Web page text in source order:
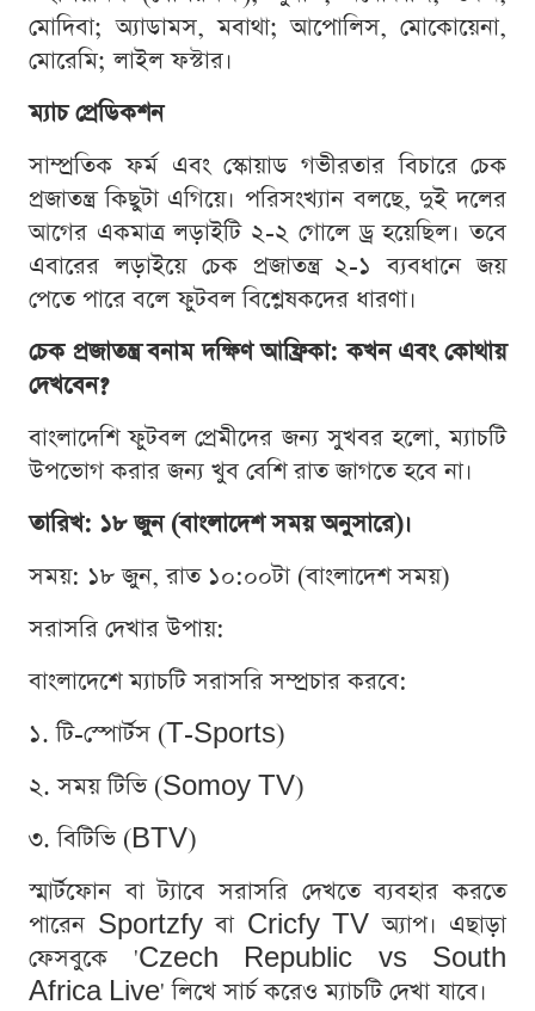
মোদিবা; অ্যাডামস, মবাথা; আপোলিস, মোকোয়েনা,
মোরেমি; লাইল ফস্টার।
ম্যাচ প্রেডিকশন
সাম্প্রতিক ফর্ম এবং স্কোয়াড গভীরতার বিচারে চেক
প্রজাতন্ত্র কিছুটা এগিয়ে। পরিসংখ্যান বলছে, দুই দলের
আগের একমাত্র লড়াইটি ২-২ গোলে ড্র হয়েছিল। তবে
এবারের লড়াইয়ে চেক প্রজাতন্ত্র ২-১ ব্যবধানে জয়
পেতে পারে বলে ফুটবল বিশ্লেষকদের ধারণা।
চেক প্রজাতন্ত্র বনাম দক্ষিণ আফ্রিকা: কখন এবং কোথায়
দেখবেন?
বাংলাদেশি ফুটবল প্রেমীদের জন্য সুখবর হলো, ম্যাচটি
উপভোগ করার জন্য খুব বেশি রাত জাগতে হবে না।
তারিখ: ১৮ জুন (বাংলাদেশ সময় অনুসারে)।
সময়: ১৮ জুন, রাত ১০:০০টা (বাংলাদেশ সময়)
সরাসরি দেখার উপায়:
বাংলাদেশে ম্যাচটি সরাসরি সম্প্রচার করবে:
১. টি-স্পোর্টস (T-Sports)
২. সময় টিভি (Somoy TV)
৩. বিটিভি (BTV)
স্মার্টফোন বা ট্যাবে সরাসরি দেখতে ব্যবহার করতে
পারেন Sportzfy বা Cricfy TV অ্যাপ। এছাড়া
ফেসবুকে 'Czech Republic vs South
Africa Live' লিখে সার্চ করেও ম্যাচটি দেখা যাবে।